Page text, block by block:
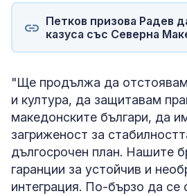
Петков призова Радев
казуса със Северна
"Ще продължа да
и култура, да защитавам
македонските българи, да
загриженост за
дългосрочен план. Нашите
гаранции за устойчив и
интеграция. По-бързо да се